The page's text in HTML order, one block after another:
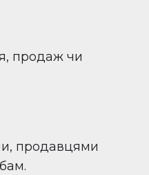
продаж чи
продавцями